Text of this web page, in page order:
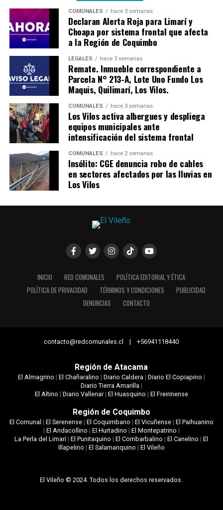
COMUNALES hace 3 semanas
Declaran Alerta Roja para Limarí y
Choapa por sistema frontal que afecta
a la Región de Coquimbo
LEGALES hace 3 semanas
Remate. Inmueble correspondiente a
Parcela N° 213-A, Lote Uno Fundo Los
Maquis, Quilimarí, Los Vilos.
COMUNALES hace 3 semanas
Los Vilos activa albergues y despliega
equipos municipales ante
intensificación del sistema frontal
COMUNALES hace 2 semanas
Insólito: CGE denuncia robo de cables
en sectores afectados por las lluvias en
Los Vilos
INICIO RED COMUNALES
POLÍTICA EDITORIAL Y ÉTICA
POLÍTICA DE PRIVACIDAD
TÉRMINOS Y CONDICIONES
PUBLICIDAD
DENUNCIAS
CONTACTO
contacto@redcomunales.cl | +56941118440
Región de Atacama
El Almagrino | El Chañaralino | Diario Caldera| Diario El Copiapino |
Diario Tierra Amarilla|
El Altino | Diario Vallenar| El Huasquino | El Freirinense
Región de Coquimbo
El Comunal | El Serenense| El Coquimbano | El Vicuñense| El Paihuanino
| El Andacollino | El Hurtadino | El Montepatrino |
La Perla del Limarí|El Punitaquino |El Combarbalino |El Canelino |El
Illapelino | El Salamanquino | El Vileño
El Vileño © 2024. Todos los derechos reservados.